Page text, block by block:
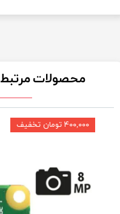
محصولات مرتبط
۴۰۰,۰۰۰ تومان تخفیف